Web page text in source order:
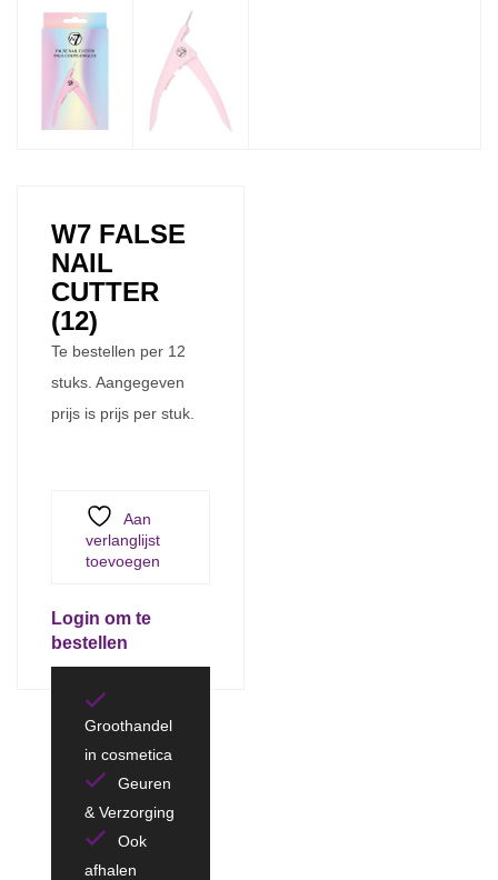
W7 FALSE
NAIL
CUTTER
(12)
Te bestellen per 12
stuks. Aangegeven
prijs is prijs per stuk.
Aan
verlanglijst
toevoegen
Login om te
bestellen
Groothandel
in cosmetica
Geuren
& Verzorging
Ook
afhalen